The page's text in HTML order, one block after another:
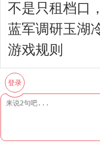
不是只租档口
蓝军调研玉湖
游戏规则
登录